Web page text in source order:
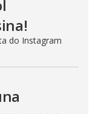
do Instagram